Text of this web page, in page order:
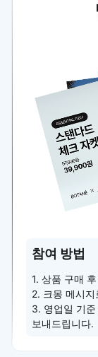
참여 방법
1. 상품 구매
2. 크몽 메시
3. 영업일 기
보내드립니다.